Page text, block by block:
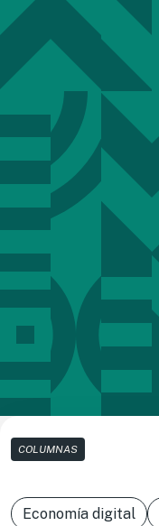
COLUMNAS
Economía digital